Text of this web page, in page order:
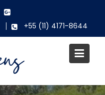
+55 (11) 4171-8644